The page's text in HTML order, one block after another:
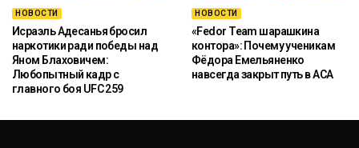
НОВОСТИ
Исраэль Адесанья бросил
наркотики ради победы над
Яном Блаховичем:
Любопытный кадр с
главного боя UFC 259
НОВОСТИ
«Fedor Team шарашкина
контора»: Почему ученикам
Фёдора Емельяненко
навсегда закрыт путь в ACA